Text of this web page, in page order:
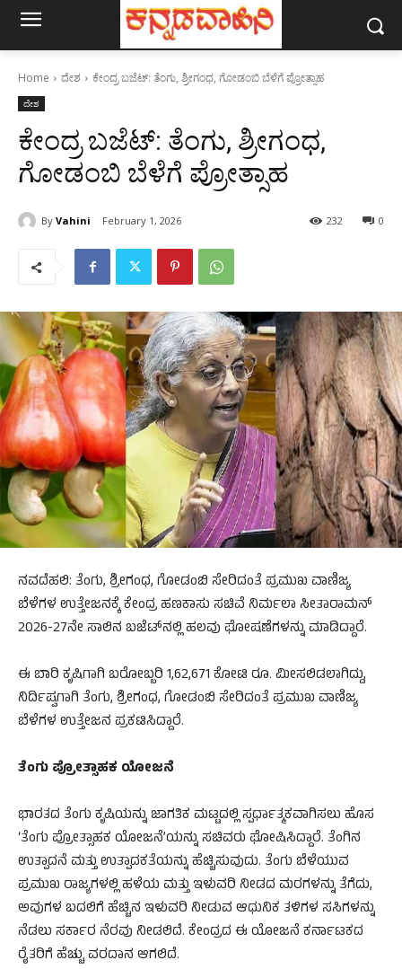
Home ದೇಶ ಕೇಂದ್ರ ಬಜೆಟ್: ತೆಂಗು, ಶ್ರೀಗಂಧ, ಗೋಡಂಬಿ ಬೆಳೆಗೆ ಪ್ರೋತ್ಸಾಹ
ದೇಶ
ಕೇಂದ್ರ ಬಜೆಟ್: ತೆಂಗು, ಶ್ರೀಗಂಧ,
ಗೋಡಂಬಿ ಬೆಳೆಗೆ ಪ್ರೋತ್ಸಾಹ
By Vahini February 1, 2026 0
232
ನವದೆಹಲಿ: ತೆಂಗು, ಶ್ರೀಗಂಧ, ಗೋಡಂಬಿ ಸೇರಿದಂತೆ ಪ್ರಮುಖ ವಾಣಿಜ್ಯ
ಬೆಳೆಗಳ ಉತ್ತೇಜನಕ್ಕೆ ಕೇಂದ್ರ ಹಣಕಾಸು ಸಚಿವೆ ನಿರ್ಮಲಾ ಸೀತಾರಾಮನ್
2026-27ನೇ ಸಾಲಿನ ಬಜೆಟ್‌ನಲ್ಲಿ ಹಲವು ಘೋಷಣೆಗಳನ್ನು ಮಾಡಿದ್ದಾರೆ.
ಈ ಬಾರಿ ಕೃಷಿಗಾಗಿ ಬರೋಬ್ಬರಿ 1,62,671 ಕೋಟಿ ರೂ. ಮೀಸಲಿಡಲಾಗಿದ್ದು,
ನಿರ್ದಿಷ್ವಗಾಗಿ ತೆಂಗು, ಶ್ರೀಗಂಧ, ಗೋಡಂಬಿ ಸೇರಿದಂತೆ ಪ್ರಮುಖ ವಾಣಿಜ್ಯ
ಬೆಳೆಗಳ ಉತ್ತೇಜನ ಪ್ರಕಟಿಸಿದ್ದಾರೆ.
ತೆಂಗು ಪ್ರೋತ್ಸಾಹಕ ಯೋಜನೆ
ಭಾರತದ ತೆಂಗು ಕೃಷಿಯನ್ನು ಜಾಗತಿಕ ಮಟ್ಟದಲ್ಲಿ ಸ್ಪರ್ಧಾತ್ಮಕವಾಗಿಸಲು ಹೊಸ
‘ತೆಂಗು ಪ್ರೋತ್ಸಾಹಕ ಯೋಜನೆ’ಯನ್ನು ಸಚಿವರು ಘೋಷಿಸಿದ್ದಾರೆ. ತೆಂಗಿನ
ಉತ್ಪಾದನೆ ಮತ್ತು ಉತ್ಪಾದಕತೆಯನ್ನು ಹೆಚ್ಚಿಸುವುದು. ತೆಂಗು ಬೆಳೆಯುವ
ಪ್ರಮುಖ ರಾಜ್ಯಗಳಲ್ಲಿ ಹಳೆಯ ಮತ್ತು ಇಳುವರಿ ನೀಡದ ಮರಗಳನ್ನು ತೆಗೆದು,
ಅವುಗಳ ಬದಲಿಗೆ ಹೆಚ್ಚಿನ ಇಳುವರಿ ನೀಡುವ ಆಧುನಿಕ ತಳಿಗಳ ಸಸಿಗಳನ್ನು
ನೆಡಲು ಸರ್ಕಾರ ನೆರವು ನೀಡಲಿದೆ. ಕೇಂದ್ರದ ಈ ಯೋಜನೆ ಕರ್ನಾಟಕದ
ರೈತರಿಗೆ ಹೆಚ್ಚು ವರದಾನ ಆಗಲಿದೆ.